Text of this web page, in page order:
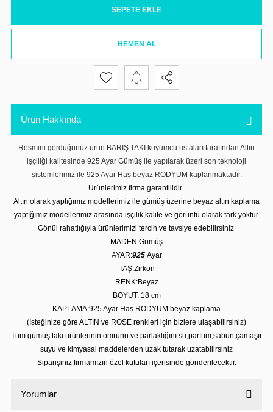
SEPETE EKLE
HEMEN AL
Ürün Hakkında
Resmini gördüğünüz ürün BARIŞ TAKI kuyumcu ustaları tarafından Altın
işçiliği kalitesinde 925 Ayar Gümüş ile yapılarak üzeri son teknoloji
sistemlerimiz ile 925 Ayar Has beyaz RODYUM kaplanmaktadır.
Ürünlerimiz firma garantilidir.
Altın olarak yaptığımız modellerimiz ile gümüş üzerine beyaz altın kaplama
yaptığımız modellerimiz arasında işçilik,kalite ve görüntü olarak fark yoktur.
Gönül rahatlığıyla ürünlerimizi tercih ve tavsiye edebilirsiniz
MADEN:Gümüş
AYAR:925 Ayar
TAŞ:Zirkon
RENK:Beyaz
BOYUT: 18 cm
KAPLAMA:925 Ayar Has RODYUM beyaz kaplama
(İsteğinize göre ALTIN ve ROSE renkleri için bizlere ulaşabilirsiniz)
Tüm gümüş takı ürünlerinin ömrünü ve parlaklığını su,parfüm,sabun,çamaşır
suyu ve kimyasal maddelerden uzak tutarak uzatabilirsiniz
Siparişiniz firmamızın özel kutuları içerisinde gönderilecektir.
Yorumlar